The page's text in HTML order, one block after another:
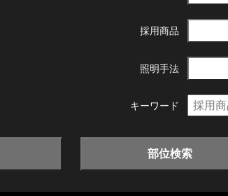
採用商品
照明手法
キーワード
部位検索